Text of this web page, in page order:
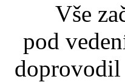
Vše
pod
doprovodil